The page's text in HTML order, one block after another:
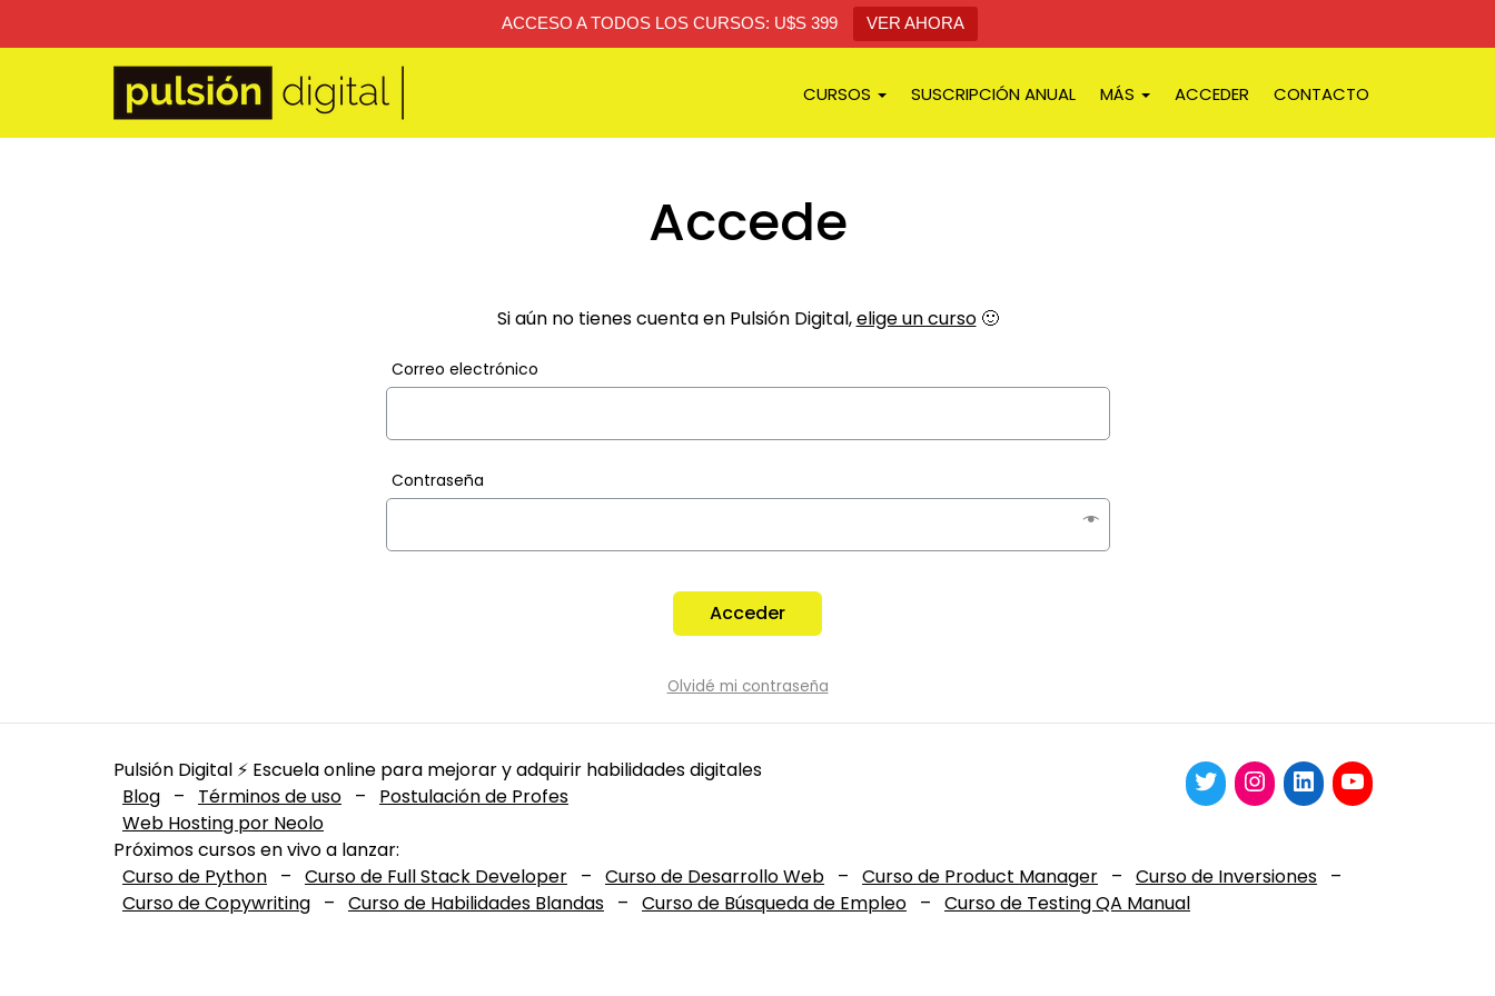
ACCESO A TODOS LOS CURSOS: U$S 399 VER AHORA
CURSOS SUSCRIPCIÓN ANUAL MÁS ACCEDER CONTACTO
Accede
Si aún no tienes cuenta en Pulsión Digital,elige un curso🙂
Correo electrónico
Contraseña
Acceder
Olvidé mi contraseña
Pulsión Digital ⚡️ Escuela online para mejorar y adquirir habilidades digitales
Blog – Términos de uso –
Postulación de Profes
Web Hosting por Neolo
Próximos cursos en vivo a lanzar:
Curso de Python – Curso de Full Stack Developer – Curso de Desarrollo Web – Curso de Product Manager – Curso de Inversiones –
Curso de Copywriting – Curso de Habilidades Blandas – Curso de Búsqueda de Empleo – Curso de Testing QA Manual